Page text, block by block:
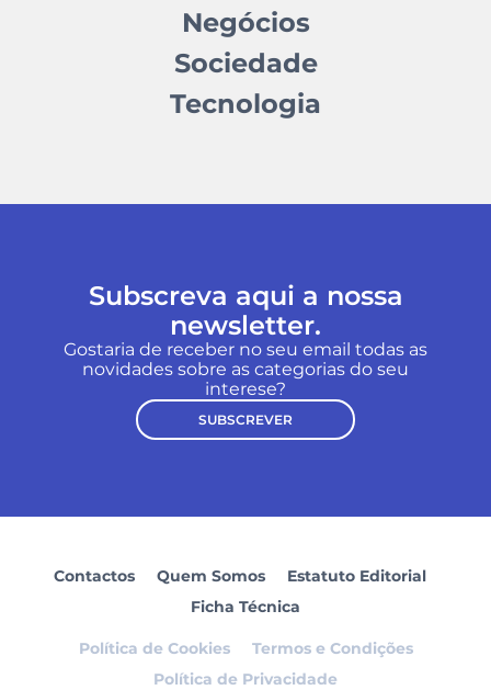
Negócios
Sociedade
Tecnologia
Subscreva aqui a nossa
newsletter.
Gostaria de receber no seu email todas as
novidades sobre as categorias do seu
interese?
SUBSCREVER
Contactos Quem Somos
Estatuto Editorial
Ficha Técnica
Política de Cookies
Termos e Condições
Política de Privacidade